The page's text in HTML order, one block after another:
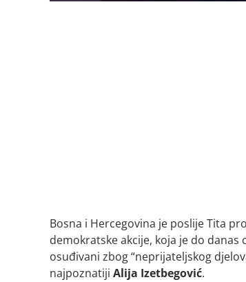
Bosna i Hercegovina je poslije Tita
demokratske akcije, koja je do danas
osuđivani zbog “neprijateljskog
najpoznatiji Alija Izetbegović.